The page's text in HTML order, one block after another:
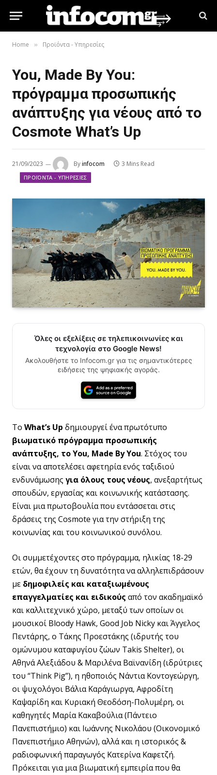
Home » Προϊόντα - Υπηρεσίες
You, Made By You:
πρόγραμμα προσωπικής
ανάπτυξης για νέους από το
Cosmote What’s Up
21/09/2023 Byinfocom 3 Mins Read
ΠΡΟΪΌΝΤΑ - ΥΠΗΡΕΣΊΕΣ
Όλες οι εξελίξεις σε τηλεπικοινωνίες και
τεχνολογία στο Google News!
Ακολουθήστε το Infocom.gr για τις σημαντικότερες
ειδήσεις της ψηφιακής αγοράς.
Το What’s Up δημιουργεί ένα πρωτότυπο
βιωματικό πρόγραμμα προσωπικής
ανάπτυξης, το You, Made By You. Στόχος του
είναι να αποτελέσει αφετηρία ενός ταξιδιού
ενδυνάμωσης για όλους τους νέους, ανεξαρτήτως
σπουδών, εργασίας και κοινωνικής κατάστασης.
Είναι μια πρωτοβουλία που εντάσσεται στις
δράσεις της Cosmote για την στήριξη της
κοινωνίας και του κοινωνικού συνόλου.
Οι συμμετέχοντες στο πρόγραμμα, ηλικίας 18-29
ετών, θα έχουν τη δυνατότητα να αλληλεπιδράσουν
με δημοφιλείς και καταξιωμένους
επαγγελματίες και ειδικούς από τον ακαδημαϊκό
και καλλιτεχνικό χώρο, μεταξύ των οποίων οι
μουσικοί Bloody Hawk, Good Job Nicky και Άγγελος
Πεντάρης, ο Τάκης Προεστάκης (ιδρυτής του
ομώνυμου καταφυγίου ζώων Takis Shelter), οι
Αθηνά Αλεξιάδου & Μαριλένα Βαϊνανίδη (ιδρύτριες
του “Think Pig”), η ηθοποιός Νάντια Κοντογεώργη,
οι ψυχολόγοι Βάλια Καράγιωργα, Αφροδίτη
Καψαρίδη και Κυριακή Θεοδόση-Πολυμέρη, οι
καθηγητές Μαρία Κακαβούλια (Πάντειο
Πανεπιστήμιο) και Ιωάννης Νικολάου (Οικονομικό
Πανεπιστήμιο Αθηνών), αλλά και η ιστορικός &
ραδιοφωνική παραγωγός Κατερίνα Καφετζή.
Πρόκειται για μια βιωματική εμπειρία που θα